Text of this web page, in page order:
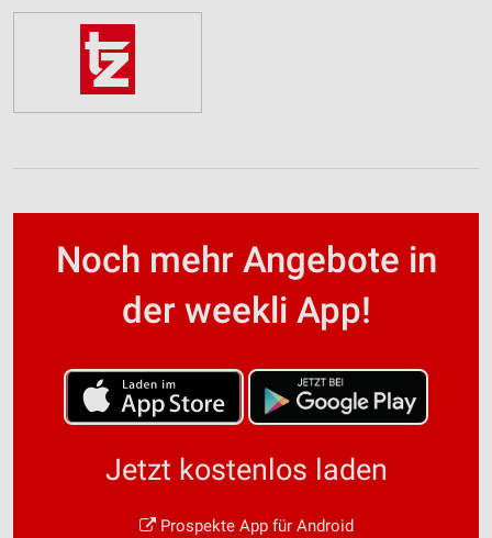
Noch mehr Angebote in
der weekli App!
Jetzt kostenlos laden
Prospekte App für Android